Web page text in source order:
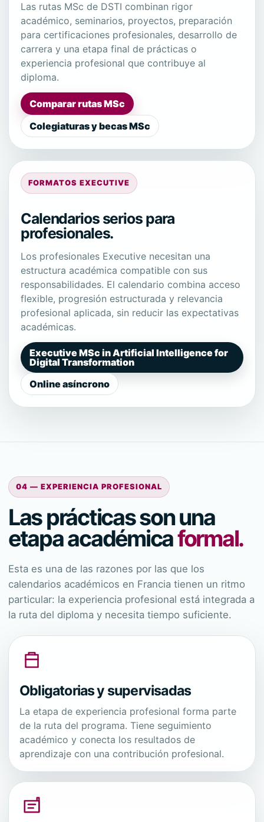
Las rutas MSc de DSTI combinan rigor
académico, seminarios, proyectos, preparación
para certificaciones profesionales, desarrollo de
carrera y una etapa final de prácticas o
experiencia profesional que contribuye al
diploma.
Comparar rutas MSc
Colegiaturas y becas MSc
FORMATOS EXECUTIVE
Calendarios serios para
profesionales.
Los profesionales Executive necesitan una
estructura académica compatible con sus
responsabilidades. El calendario combina acceso
flexible, progresión estructurada y relevancia
profesional aplicada, sin reducir las expectativas
académicas.
Executive MSc in Artificial Intelligence for
Digital Transformation
Online asíncrono
04 — EXPERIENCIA PROFESIONAL
Las prácticas son una
etapa académicaformal.
Esta es una de las razones por las que los
calendarios académicos en Francia tienen un ritmo
particular: la experiencia profesional está integrada a
la ruta del diploma y necesita tiempo suficiente.
Obligatorias y supervisadas
La etapa de experiencia profesional forma parte
de la ruta del programa. Tiene seguimiento
académico y conecta los resultados de
aprendizaje con una contribución profesional.